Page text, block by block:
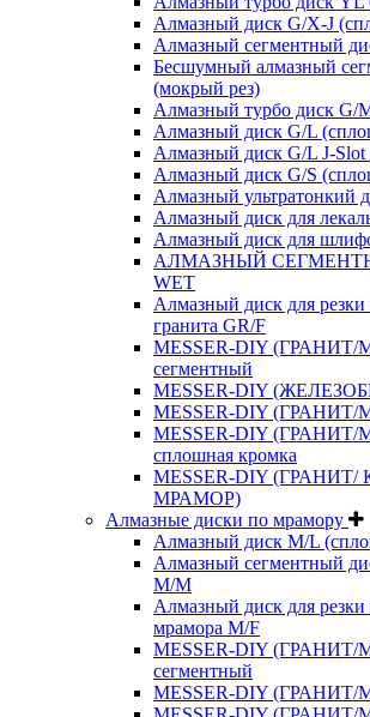
Алмазный диск G/X-J
Алмазный сегментный
Бесшумный алмазный
(мокрый рез)
Алмазный турбо диск G/
Алмазный диск G/L
Алмазный диск G/L J-Slot
Алмазный диск G/S
Алмазный ультратонкий
Алмазный диск для
Алмазный диск для
АЛМАЗНЫЙ
WET
Алмазный диск для
гранита GR/F
MESSER-DIY
сегментный
MESSER-DIY
MESSER-DIY (ГРАНИТ/
MESSER-DIY
сплошная кромка
MESSER-DIY
МРАМОР)
Алмазные диски по мрамору
Алмазный диск M/L
Алмазный сегментный
M/M
Алмазный диск для
мрамора M/F
MESSER-DIY
сегментный
MESSER-DIY (ГРАНИТ/